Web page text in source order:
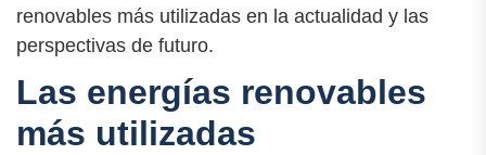
renovables más utilizadas en la actualidad y las
perspectivas de futuro.
Las energías renovables
más utilizadas